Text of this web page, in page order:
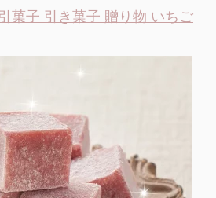
菓子 引き菓子 贈り物 いちご